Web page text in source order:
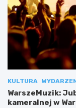
KULTURA
WarszeMuzik:
kameralnej w